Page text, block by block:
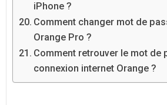
iPhone ?
Comment changer mot de
Orange Pro ?
Comment retrouver le mot de
connexion internet Orange ?